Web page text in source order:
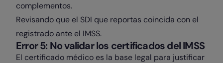
complementos.
Revisando que el SDI que reportas coincida con el
registrado ante el IMSS.
Error 5: No validar los certificados del IMSS
El certificado médico es la base legal para justificar